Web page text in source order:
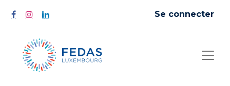
Se connecter